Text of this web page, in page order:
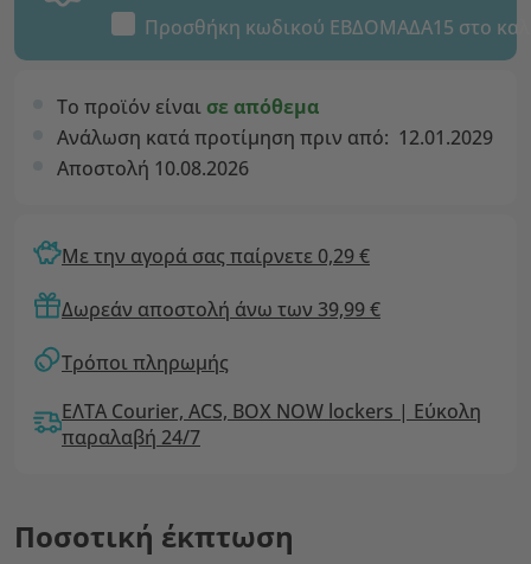
Προσθήκη κωδικού ΕΒΔΟΜΑΔΑ15 στο
Το προϊόν είναι σε απόθεμα
Ανάλωση κατά προτίμηση πριν από: 12.01.2029
Αποστολή 10.08.2026
Με την αγορά σας παίρνετε 0,29 €
Δωρεάν αποστολή άνω των 39,99 €
Τρόποι πληρωμής
ΕΛΤΑ Courier, ACS, BOX NOW lockers | Εύκολη
παραλαβή 24/7
Ποσοτική έκπτωση